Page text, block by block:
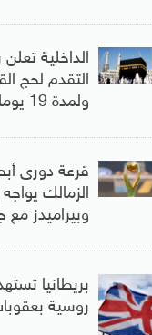
الداخلية
التقدم لحج
ولمدة 19 يوما
قرعة دورى
الزمالك
وبيراميدز مع
بريطانيا
روسية